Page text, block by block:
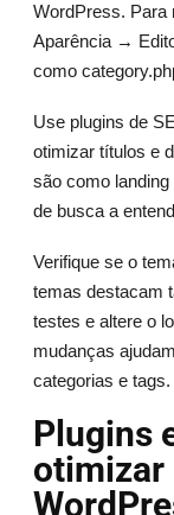
WordPress. Para
Aparência →
como
Use plugins de
otimizar títulos e
são como
de busca a
Verifique se o
temas destacam
testes e altere o
mudanças
categorias e tags.
Plugins
otimizar